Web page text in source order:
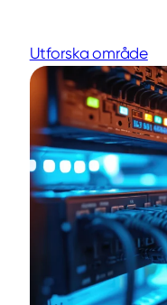
Utforska område